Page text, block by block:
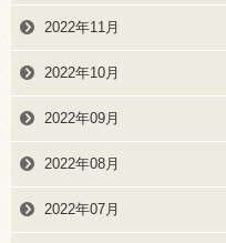
2022年11月
2022年10月
2022年09月
2022年08月
2022年07月